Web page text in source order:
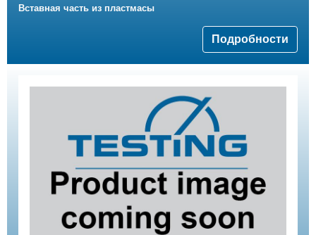
Вставная часть из пластмасы
Подробности